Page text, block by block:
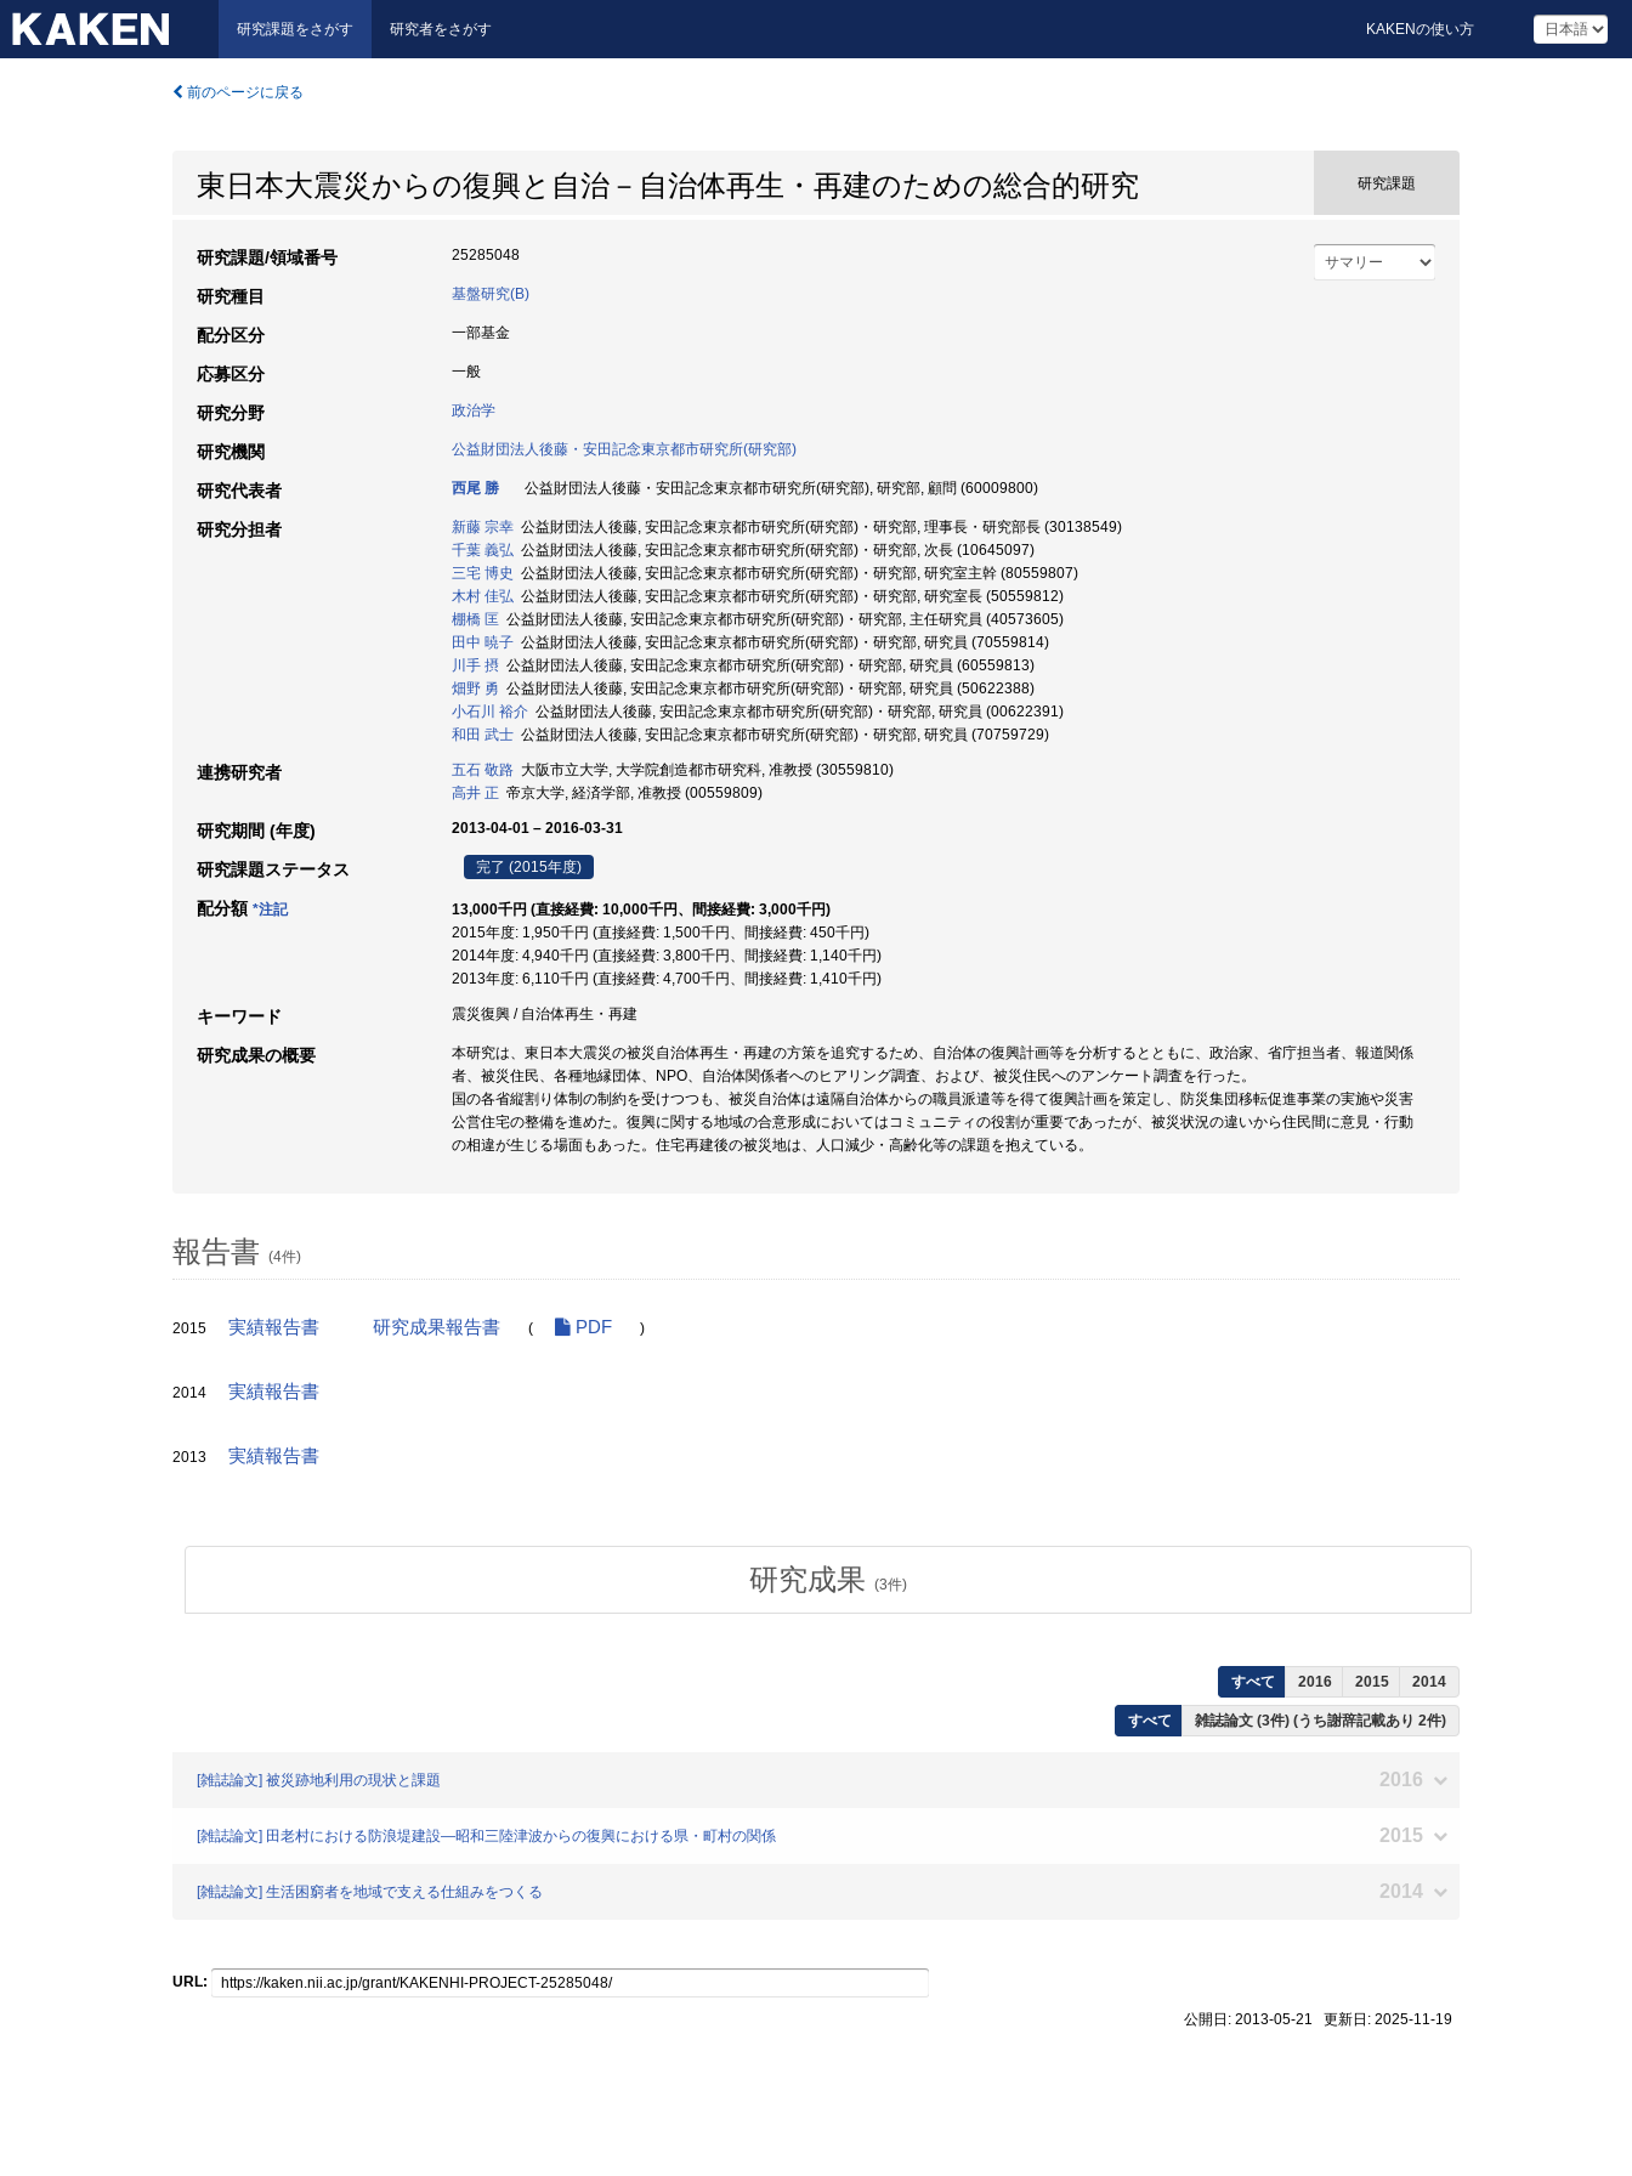
研究課題をさがす 研究者をさがす KAKENの使い方
前のページに戻る
東日本大震災からの復興と自治－自治体再生・再建のための総合的研究 研究課題
研究課題/領域番号 25285048
研究種目 基盤研究(B)
配分区分 一部基金
応募区分 一般
研究分野 政治学
研究機関 公益財団法人後藤・安田記念東京都市研究所(研究部)
研究代表者 西尾 勝 公益財団法人後藤・安田記念東京都市研究所(研究部), 研究部, 顧問 (60009800)
研究分担者 新藤 宗幸 公益財団法人後藤, 安田記念東京都市研究所(研究部)・研究部, 理事長・研究部長 (30138549)
千葉 義弘 公益財団法人後藤, 安田記念東京都市研究所(研究部)・研究部, 次長 (10645097)
三宅 博史 公益財団法人後藤, 安田記念東京都市研究所(研究部)・研究部, 研究室主幹 (80559807)
木村 佳弘 公益財団法人後藤, 安田記念東京都市研究所(研究部)・研究部, 研究室長 (50559812)
棚橋 匡 公益財団法人後藤, 安田記念東京都市研究所(研究部)・研究部, 主任研究員 (40573605)
田中 暁子 公益財団法人後藤, 安田記念東京都市研究所(研究部)・研究部, 研究員 (70559814)
川手 摂 公益財団法人後藤, 安田記念東京都市研究所(研究部)・研究部, 研究員 (60559813)
畑野 勇 公益財団法人後藤, 安田記念東京都市研究所(研究部)・研究部, 研究員 (50622388)
小石川 裕介 公益財団法人後藤, 安田記念東京都市研究所(研究部)・研究部, 研究員 (00622391)
和田 武士 公益財団法人後藤, 安田記念東京都市研究所(研究部)・研究部, 研究員 (70759729)
連携研究者 五石 敬路 大阪市立大学, 大学院創造都市研究科, 准教授 (30559810)
高井 正 帝京大学, 経済学部, 准教授 (00559809)
研究期間 (年度) 2013-04-01 – 2016-03-31
研究課題ステータス 完了 (2015年度)
配分額 *注記
13,000千円 (直接経費: 10,000千円、間接経費: 3,000千円)
2015年度: 1,950千円 (直接経費: 1,500千円、間接経費: 450千円)
2014年度: 4,940千円 (直接経費: 3,800千円、間接経費: 1,140千円)
2013年度: 6,110千円 (直接経費: 4,700千円、間接経費: 1,410千円)
キーワード 震災復興 / 自治体再生・再建
研究成果の概要
本研究は、東日本大震災の被災自治体再生・再建の方策を追究するため、自治体の復興計画等を分析するとともに、政治家、省庁担当者、報道関係
者、被災住民、各種地縁団体、NPO、自治体関係者へのヒアリング調査、および、被災住民へのアンケート調査を行った。
国の各省縦割り体制の制約を受けつつも、被災自治体は遠隔自治体からの職員派遣等を得て復興計画を策定し、防災集団移転促進事業の実施や災害
公営住宅の整備を進めた。復興に関する地域の合意形成においてはコミュニティの役割が重要であったが、被災状況の違いから住民間に意見・行動
の相違が生じる場面もあった。住宅再建後の被災地は、人口減少・高齢化等の課題を抱えている。
報告書 (4件)
2015 実績報告書 研究成果報告書 ( PDF )
2014 実績報告書
2013 実績報告書
研究成果 (3件)
すべて 2016 2015 2014
すべて 雑誌論文 (3件) (うち謝辞記載あり 2件)
[雑誌論文] 被災跡地利用の現状と課題 2016
[雑誌論文] 田老村における防浪堤建設―昭和三陸津波からの復興における県・町村の関係 2015
[雑誌論文] 生活困窮者を地域で支える仕組みをつくる 2014
URL:
公開日: 2013-05-21 更新日: 2025-11-19